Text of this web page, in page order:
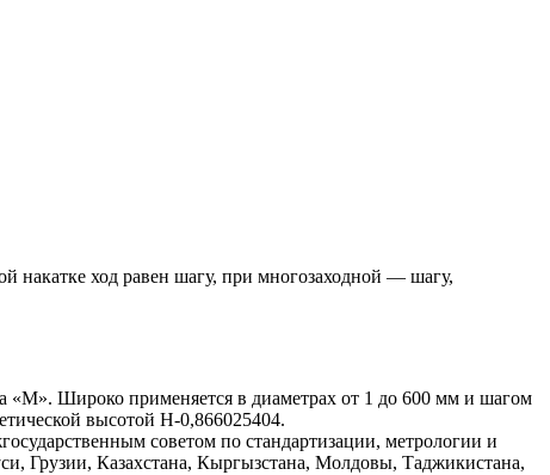
накатке ход равен шагу, при многозаходной — шагу,
«М». Широко применяется в диаметрах от 1 до 600 мм и шагом
высотой Н-0,866025404.
советом по стандартизации, метрологии и
Грузии, Казахстана, Кыргызстана, Молдовы, Таджикистана,